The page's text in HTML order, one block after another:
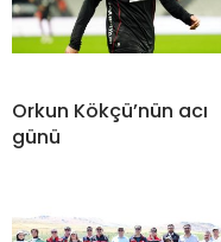
Orkun Kökçü’nün acı
günü